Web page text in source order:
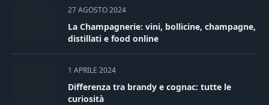
27 AGOSTO 2024
La Champagnerie: vini, bollicine, champagne,
distillati e food online
1 APRILE 2024
Differenza tra brandy e cognac: tutte le
curiosità